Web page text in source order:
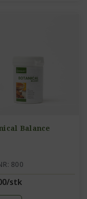
Balance
800
stk